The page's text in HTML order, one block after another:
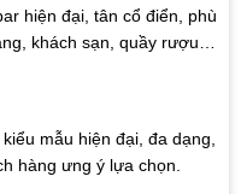
hiện đại, tân cổ điển, phù
khách sạn, quầy rượu…
mẫu hiện đại, đa dạng,
hàng ưng ý lựa chọn.